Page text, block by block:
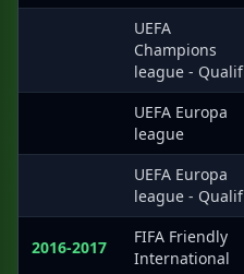
UEFA
Champions
league - Qualif
UEFA Europa
league
UEFA Europa
league - Qualif
2016-2017
FIFA Friendly
International